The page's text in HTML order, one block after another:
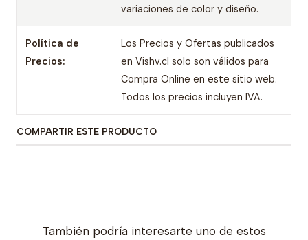
variaciones de color y diseño.
Política de
Precios:
Los Precios y Ofertas publicados
en Vishv.cl solo son válidos para
Compra Online en este sitio web.
Todos los precios incluyen IVA.
COMPARTIR ESTE PRODUCTO
También podría interesarte uno de estos